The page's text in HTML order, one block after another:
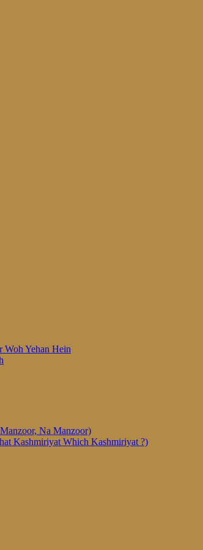
Woh Yehan Hein
Na Manzoor)
Kashmiriyat Which Kashmiriyat ?)